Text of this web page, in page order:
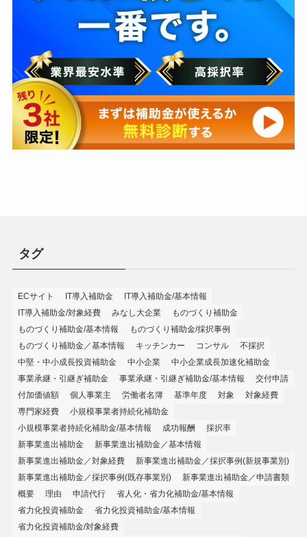
タグ
ECサイト IT導入補助金
IT導入補助金/基本情報
IT導入補助金/対象経費
みなし大企業
ものづくり補助金
ものづくり補助金/基本情報
ものづくり補助金/採択事例
ものづくり補助金／基本情報
キッチンカー コンサル
不採択
中堅・中小成長投資補助金
中小企業
中小企業成長加速化補助金
事業承継・引継ぎ補助金
事業承継・引継ぎ補助金/基本情報
交付申請
付加価値額
個人事業主 労働者名簿 基準年度 対象
対象経費
専門家経費
小規模事業者持続化補助金
小規模事業者持続化補助金/基本情報
成功報酬
採択率
新事業進出補助金
新事業進出補助金／基本情報
新事業進出補助金／対象経費
新事業進出補助金／採択事例(新規事業別)
新事業進出補助金／採択事例(既存事業別)
新事業進出補助金／申請書類
概要
理由 申請代行
省人化・省力化補助金/基本情報
省力化投資補助金
省力化投資補助金/基本情報
省力化投資補助金/対象経費